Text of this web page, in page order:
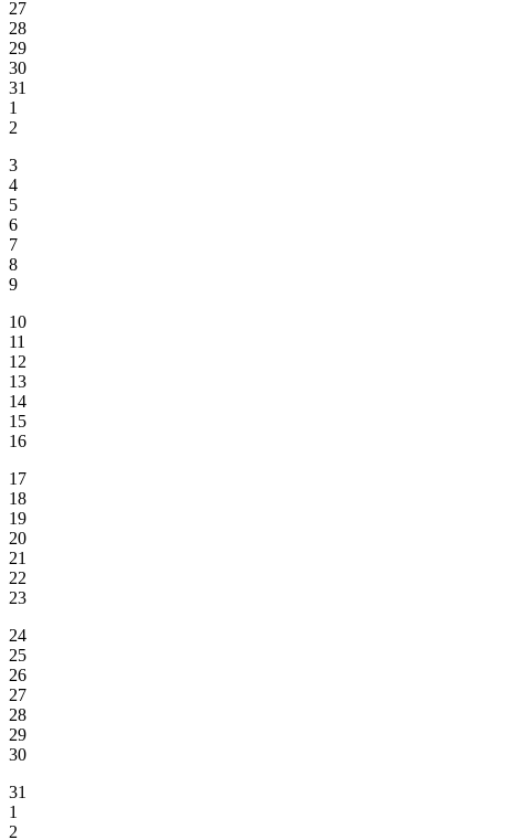
27
28
29
30
31
1
2
3
4
5
6
7
8
9
10
11
12
13
14
15
16
17
18
19
20
21
22
23
24
25
26
27
28
29
30
31
1
2